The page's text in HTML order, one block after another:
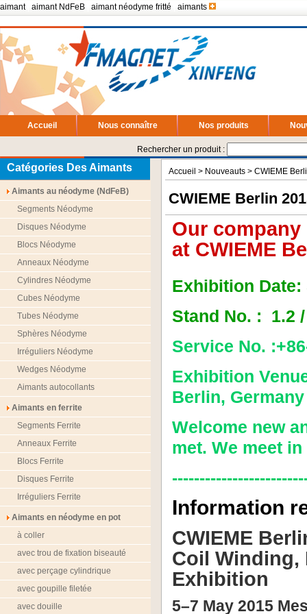
aimant aimant NdFeB aimant néodyme fritté aimants
Accueil Nous connaître Nos produits
Rechercher un produit :
Catégories Des Aimants
Aimants au néodyme (NdFeB)
Segments Néodyme
Disques Néodyme
Blocs Néodyme
Anneaux Néodyme
Cylindres Néodyme
Cubes Néodyme
Tubes Néodyme
Sphères Néodyme
Irréguliers Néodyme
Wedges Néodyme
Aimants autocollants
Aimants en ferrite
Segments Ferrite
Anneaux Ferrite
Blocs Ferrite
Disques Ferrite
Irréguliers Ferrite
Aimants en néodyme en pot
à coller
avec trou de fixation biseauté
avec perçage cylindrique
avec goupille filetée
avec douille
Accueil > Nouveauts > CWIEME
CWIEME Berlin
Our
at CWIEME
Exhibition Date:
Stand No. : 1.2
Service No.
Exhibition
Berlin, Germany
Welcome new
met. We meet
Information
CWIEME
Coil Winding,
Exhibition
5–7 May 2015